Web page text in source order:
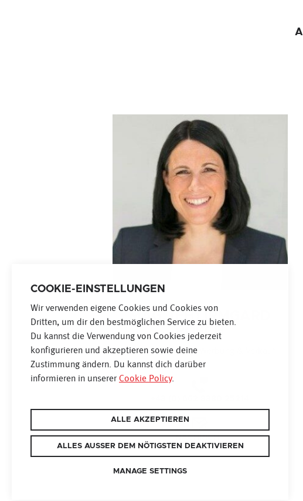
MAG. (FH) IRMGARD
POSCH
Leitung Marketing, Werbung & Verkauf
NACHRICHT
COOKIE-EINSTELLUNGEN
Wir verwenden eigene Cookies und Cookies von
Dritten, um dir den bestmöglichen Service zu bieten.
Du kannst die Verwendung von Cookies jederzeit
konfigurieren und akzeptieren sowie deine
Zustimmung ändern. Du kannst dich darüber
informieren in unserer Cookie Policy.
ALLE AKZEPTIEREN
ALLES AUSSER DEM NÖTIGSTEN DEAKTIVIEREN
MANAGE SETTINGS